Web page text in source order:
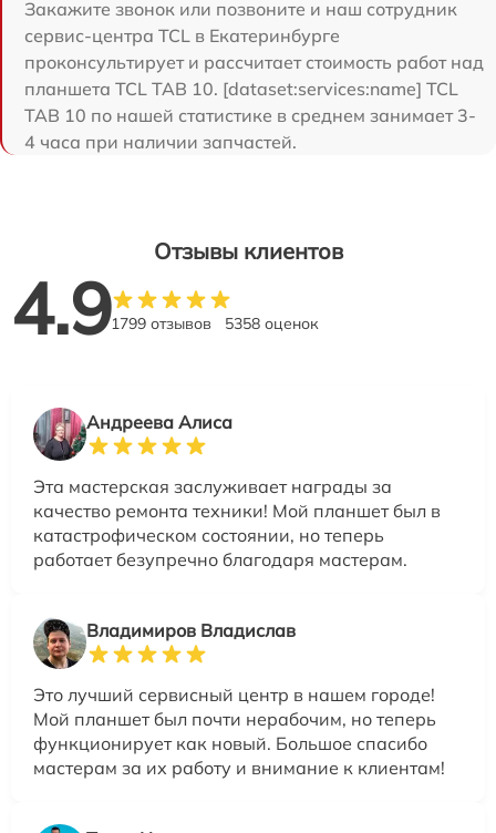
Закажите звонок или позвоните и наш сотрудник
сервис-центра TCL в Екатеринбурге
проконсультирует и рассчитает стоимость работ над
планшета TCL TAB 10. [dataset:services:name] TCL
TAB 10 по нашей статистике в среднем занимает 3-
4 часа при наличии запчастей.
Отзывы клиентов
4.91799 отзывов 5358 оценок
Андреева Алиса
Эта мастерская заслуживает награды за
качество ремонта техники! Мой планшет был в
катастрофическом состоянии, но теперь
работает безупречно благодаря мастерам.
Владимиров Владислав
Это лучший сервисный центр в нашем городе!
Мой планшет был почти нерабочим, но теперь
функционирует как новый. Большое спасибо
мастерам за их работу и внимание к клиентам!